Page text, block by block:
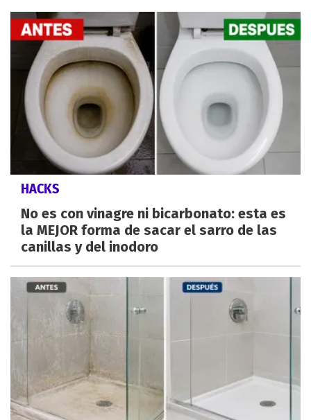
HACKS
No es con vinagre ni bicarbonato: esta es
la MEJOR forma de sacar el sarro de las
canillas y del inodoro